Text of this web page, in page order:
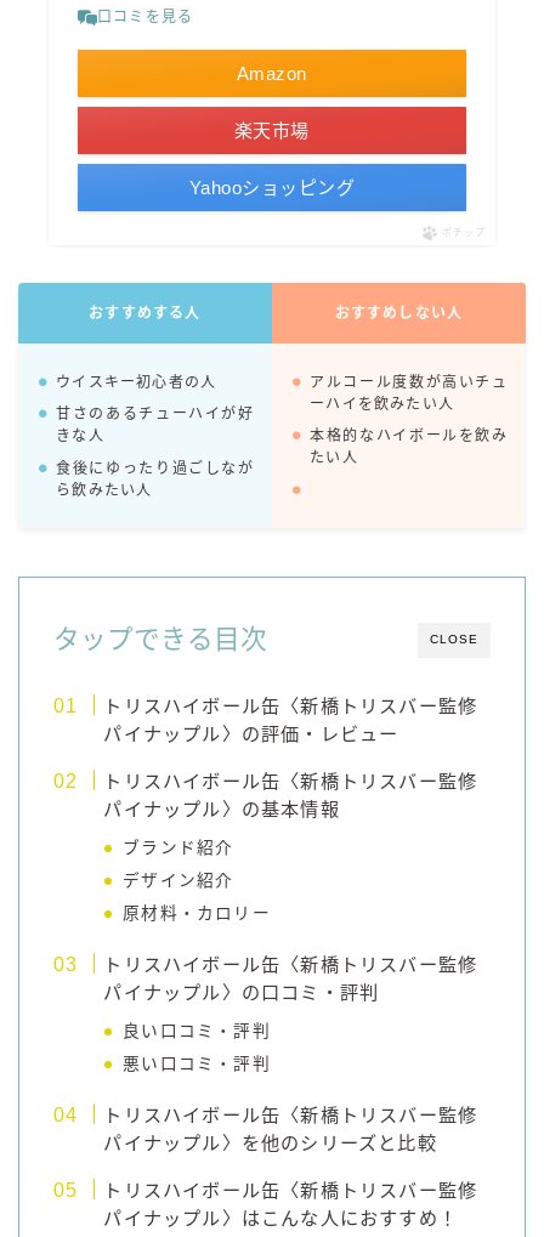
すみか
タンチュー
コカ・コーラ
合同酒精
その他メーカー
素滴しぼり
お得情報
コラム
運営者情報
お問い合わせ
口コミを見る
Amazon
楽天市場
Yahooショッピング
ポチップ
おすすめする人 おすすめしない人
ウイスキー初心者の人
甘さのあるチューハイが好
きな人
食後にゆったり過ごしなが
ら飲みたい人
アルコール度数が高いチュ
ーハイを飲みたい人
本格的なハイボールを飲み
たい人
CLOSE
タップできる目次
トリスハイボール缶〈新橋トリスバー監修
パイナップル〉の評価・レビュー
トリスハイボール缶〈新橋トリスバー監修
パイナップル〉の基本情報
ブランド紹介
デザイン紹介
原材料・カロリー
トリスハイボール缶〈新橋トリスバー監修
パイナップル〉の口コミ・評判
良い口コミ・評判
悪い口コミ・評判
トリスハイボール缶〈新橋トリスバー監修
パイナップル〉を他のシリーズと比較
トリスハイボール缶〈新橋トリスバー監修
パイナップル〉はこんな人におすすめ！